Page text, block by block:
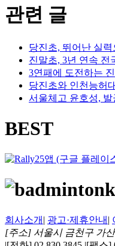
관련 글
당진초, 뛰어난 실
진말초, 3년 연속
3연패에 도전하는
당진초와 인천능허
서울체고 윤호성,
BEST
회사소개 | 광고·제휴안내 |
[주소] 서울시 금천구 가